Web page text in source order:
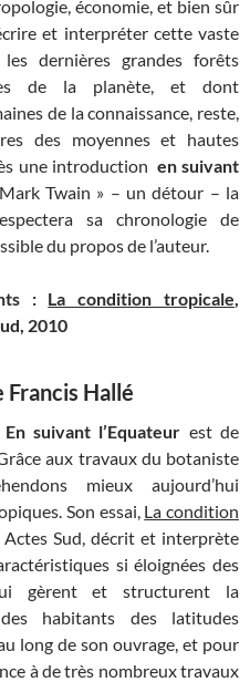
économie, et bien sûr
et interpréter cette vaste
dernières grandes forêts
de la planète, et dont
de la connaissance, reste,
des moyennes et hautes
une introduction en suivant
Twain » – un détour – la
sa chronologie de
du propos de l’auteur.
: La condition tropicale
2010
Francis Hallé
En suivant l’Equateur est de
aux travaux du botaniste
mieux aujourd’hui
Son essai, La condition
Actes Sud, décrit et interprète
si éloignées des
gèrent et structurent la
habitants des latitudes
long de son ouvrage, et pour
à de très nombreux travaux